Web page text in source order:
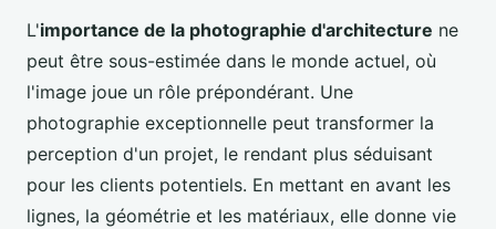
L'importance de la photographie d'architecture ne
peut être sous-estimée dans le monde actuel, où
l'image joue un rôle prépondérant. Une
photographie exceptionnelle peut transformer la
perception d'un projet, le rendant plus séduisant
pour les clients potentiels. En mettant en avant les
lignes, la géométrie et les matériaux, elle donne vie